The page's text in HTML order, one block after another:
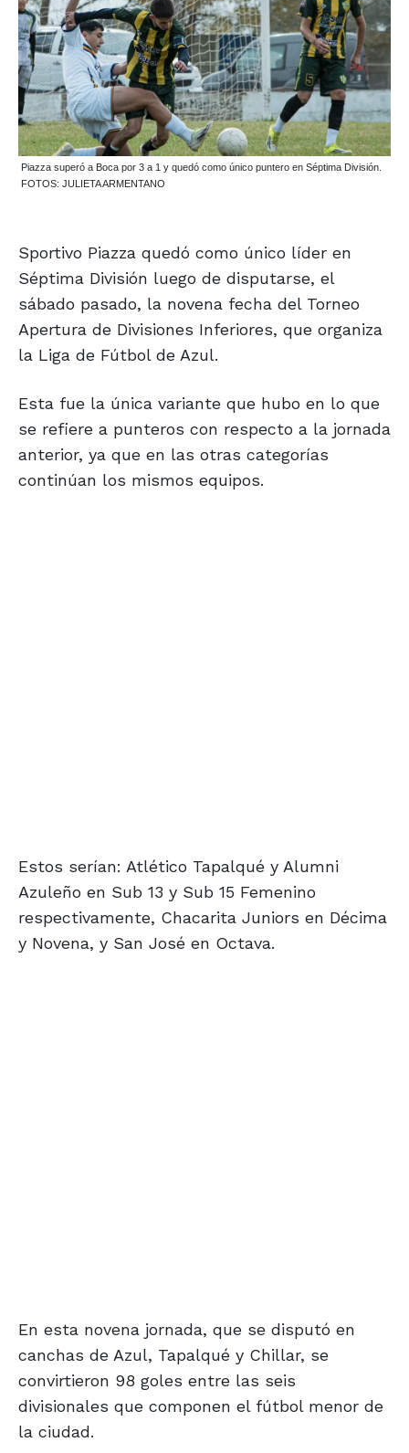
Piazza superó a Boca por 3 a 1 y quedó como único puntero en Séptima División.
FOTOS: JULIETA ARMENTANO
Sportivo Piazza quedó como único líder en
Séptima División luego de disputarse, el
sábado pasado, la novena fecha del Torneo
Apertura de Divisiones Inferiores, que organiza
la Liga de Fútbol de Azul.
Esta fue la única variante que hubo en lo que
se refiere a punteros con respecto a la jornada
anterior, ya que en las otras categorías
continúan los mismos equipos.
Estos serían: Atlético Tapalqué y Alumni
Azuleño en Sub 13 y Sub 15 Femenino
respectivamente, Chacarita Juniors en Décima
y Novena, y San José en Octava.
En esta novena jornada, que se disputó en
canchas de Azul, Tapalqué y Chillar, se
convirtieron 98 goles entre las seis
divisionales que componen el fútbol menor de
la ciudad.